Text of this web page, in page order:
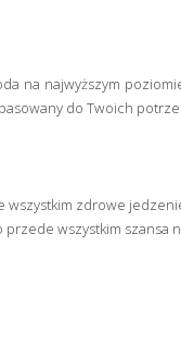
na najwyższym
do Twoich
zdrowe
wszystkim szansa